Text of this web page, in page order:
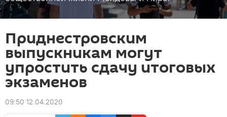
Приднестровским
выпускникам могут
упростить сдачу итоговых
экзаменов
09:50 12.04.2020